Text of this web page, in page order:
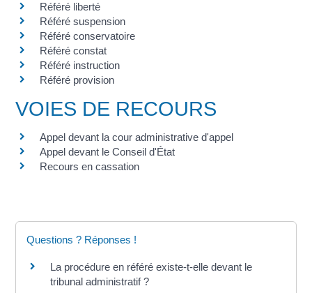
Référé liberté
Référé suspension
Référé conservatoire
Référé constat
Référé instruction
Référé provision
VOIES DE RECOURS
Appel devant la cour administrative d'appel
Appel devant le Conseil d'État
Recours en cassation
Questions ? Réponses !
La procédure en référé existe-t-elle devant le
tribunal administratif ?